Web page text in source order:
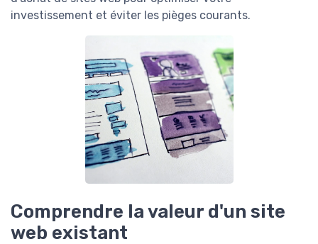
investissement et éviter les pièges courants.
Comprendre la valeur d'un site
web existant